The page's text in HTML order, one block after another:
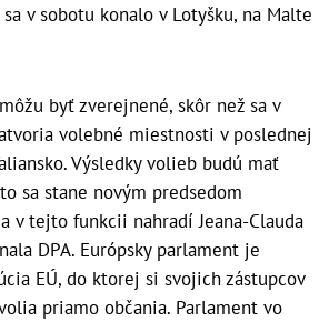
v sobotu konalo v Lotyšku, na Malte
byť zverejnené, skôr než sa v
volebné miestnosti v poslednej
Výsledky volieb budú mať
sa stane novým predsedom
v tejto funkcii nahradí Jeana-Clauda
DPA. Európsky parlament je
EÚ, do ktorej si svojich zástupcov
priamo občania. Parlament vo